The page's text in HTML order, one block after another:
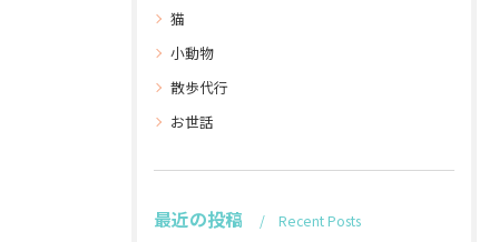
猫
小動物
散歩代行
お世話
最近の投稿 Recent Posts